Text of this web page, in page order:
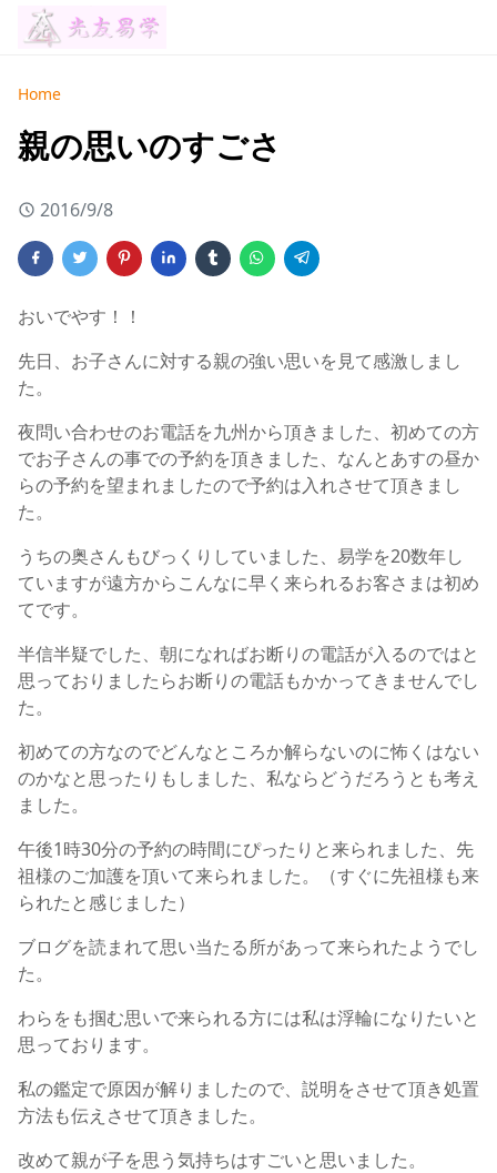
Home
親の思いのすごさ
2016/9/8
おいでやす！！
先日、お子さんに対する親の強い思いを見て感激しまし
た。
夜問い合わせのお電話を九州から頂きました、初めての方
でお子さんの事での予約を頂きました、なんとあすの昼か
らの予約を望まれましたので予約は入れさせて頂きまし
た。
うちの奥さんもびっくりしていました、易学を20数年し
ていますが遠方からこんなに早く来られるお客さまは初め
てです。
半信半疑でした、朝になればお断りの電話が入るのではと
思っておりましたらお断りの電話もかかってきませんでし
た。
初めての方なのでどんなところか解らないのに怖くはない
のかなと思ったりもしました、私ならどうだろうとも考え
ました。
午後1時30分の予約の時間にぴったりと来られました、先
祖様のご加護を頂いて来られました。（すぐに先祖様も来
られたと感じました）
ブログを読まれて思い当たる所があって来られたようでし
た。
わらをも掴む思いで来られる方には私は浮輪になりたいと
思っております。
私の鑑定で原因が解りましたので、説明をさせて頂き処置
方法も伝えさせて頂きました。
改めて親が子を思う気持ちはすごいと思いました。